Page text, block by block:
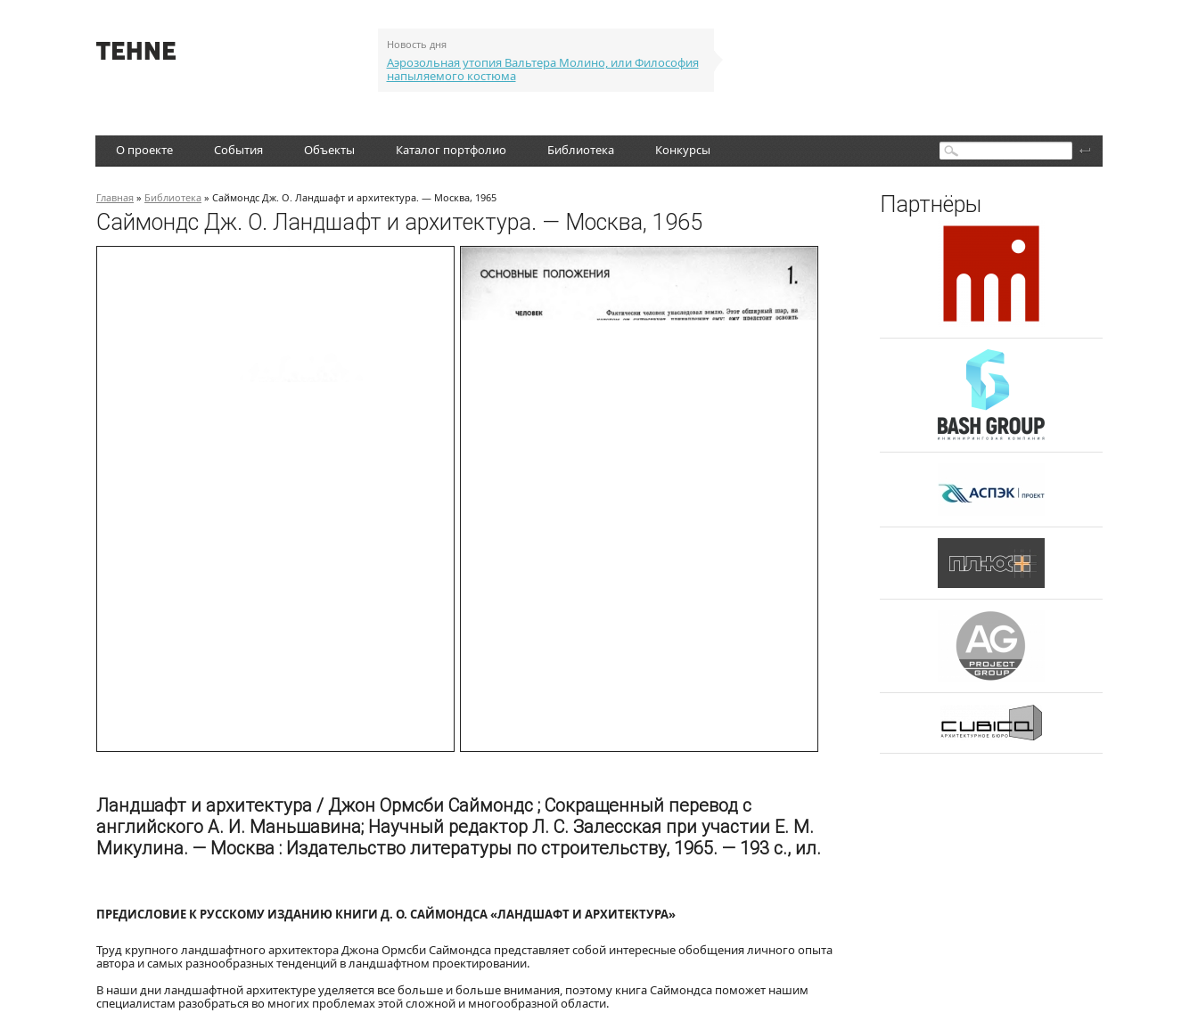
Новость дня
Аэрозольная утопия Вальтера Молино, или Философия
напыляемого костюма
О проекте События Объекты Каталог портфолио Библиотека Конкурсы Поиск
Главная » Библиотека » Саймондс Дж. О. Ландшафт и архитектура. — Москва, 1965
Саймондс Дж. О. Ландшафт и архитектура. — Москва, 1965
Ландшафт и архитектура / Джон Ормсби Саймондс ; Сокращенный перевод с
английского А. И. Маньшавина; Научный редактор Л. С. Залесская при участии Е. М.
Микулина. — Москва : Издательство литературы по строительству, 1965. — 193 с., ил.
ПРЕДИСЛОВИЕ К РУССКОМУ ИЗДАНИЮ КНИГИ Д. О. САЙМОНДСА «ЛАНДШАФТ И АРХИТЕКТУРА»
Труд крупного ландшафтного архитектора Джона Ормсби Саймондса представляет собой интересные обобщения личного опыта
автора и самых разнообразных тенденций в ландшафтном проектировании.
В наши дни ландшафтной архитектуре уделяется все больше и больше внимания, поэтому книга Саймондса поможет нашим
специалистам разобраться во многих проблемах этой сложной и многообразной области.
Партнёры